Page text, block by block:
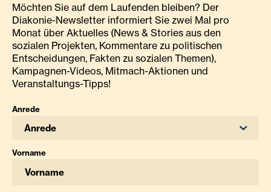
Möchten Sie auf dem Laufenden bleiben? Der
Diakonie-Newsletter informiert Sie zwei Mal pro
Monat über Aktuelles (News & Stories aus den
sozialen Projekten, Kommentare zu politischen
Entscheidungen, Fakten zu sozialen Themen),
Kampagnen-Videos, Mitmach-Aktionen und
Veranstaltungs-Tipps!
Anrede
Anrede
Vorname